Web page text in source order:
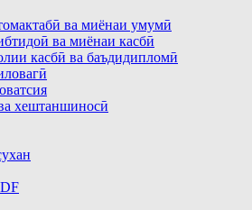
ва миёнаи умумӣ
ва миёнаи касбӣ
касбӣ ва баъдидипломӣ
хештаншиносӣ